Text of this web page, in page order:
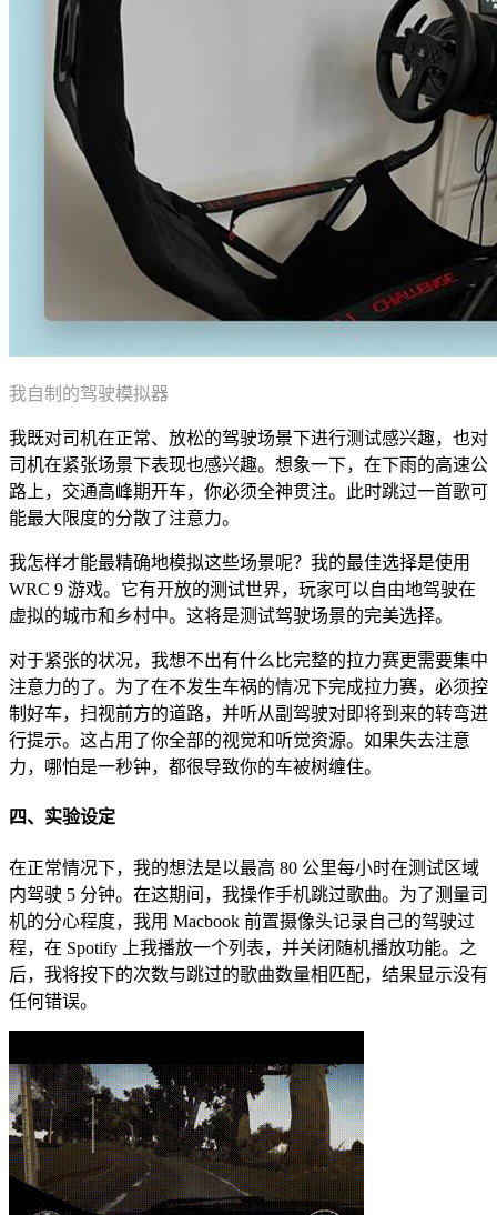
我自制的驾驶模拟器
我既对司机在正常、放松的驾驶场景下进行测试感兴趣，也对
司机在紧张场景下表现也感兴趣。想象一下，在下雨的高速公
路上，交通高峰期开车，你必须全神贯注。此时跳过一首歌可
能最大限度的分散了注意力。
我怎样才能最精确地模拟这些场景呢？我的最佳选择是使用
WRC 9 游戏。它有开放的测试世界，玩家可以自由地驾驶在
虚拟的城市和乡村中。这将是测试驾驶场景的完美选择。
对于紧张的状况，我想不出有什么比完整的拉力赛更需要集中
注意力的了。为了在不发生车祸的情况下完成拉力赛，必须控
制好车，扫视前方的道路，并听从副驾驶对即将到来的转弯进
行提示。这占用了你全部的视觉和听觉资源。如果失去注意
力，哪怕是一秒钟，都很导致你的车被树缠住。
四、实验设定
在正常情况下，我的想法是以最高 80 公里每小时在测试区域
内驾驶 5 分钟。在这期间，我操作手机跳过歌曲。为了测量司
机的分心程度，我用 Macbook 前置摄像头记录自己的驾驶过
程，在 Spotify 上我播放一个列表，并关闭随机播放功能。之
后，我将按下的次数与跳过的歌曲数量相匹配，结果显示没有
任何错误。